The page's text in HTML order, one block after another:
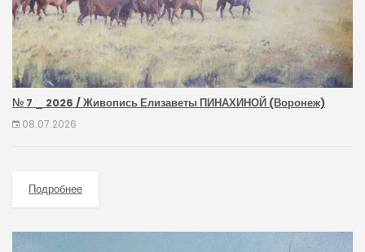
№ 7 _ 2026 / Живопись Елизаветы ПИНАХИНОЙ (Воронеж)
08.07.2026
Подробнее